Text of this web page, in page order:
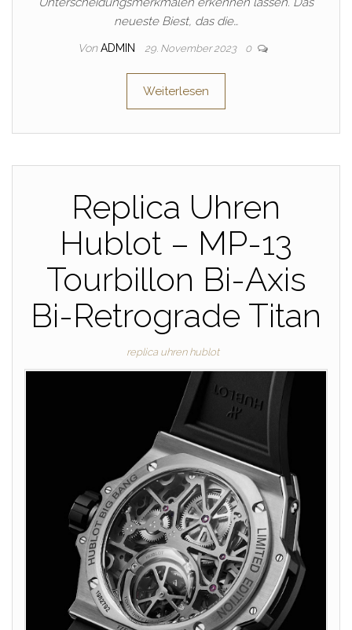
neueste Biest, das die…
Von ADMIN 29. November 2023 0
Weiterlesen
Replica Uhren
Hublot – MP-13
Tourbillon Bi-Axis
Bi-Retrograde Titan
replica uhren hublot